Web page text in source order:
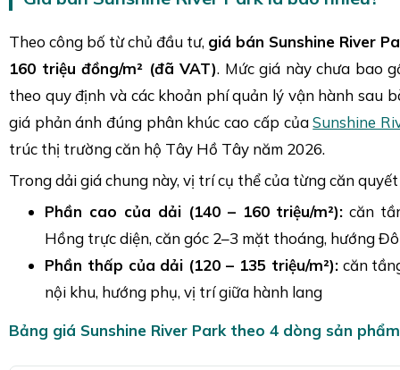
Theo công bố từ chủ đầu tư, giá bán Sunshine River
160 triệu đồng/m² (đã VAT). Mức giá này chưa bao
theo quy định và các khoản phí quản lý vận hành sau
giá phản ánh đúng phân khúc cao cấp củaSunshine
trúc thị trường căn hộ Tây Hồ Tây năm 2026.
Trong dải giá chung này, vị trí cụ thể của từng căn
Phần cao của dải (140 – 160 triệu/m²): căn
Hồng trực diện, căn góc 2–3 mặt thoáng, hướng
Phần thấp của dải (120 – 135 triệu/m²):căn
nội khu, hướng phụ, vị trí giữa hành lang
Bảng giá Sunshine River Park theo 4 dòng sản phẩm